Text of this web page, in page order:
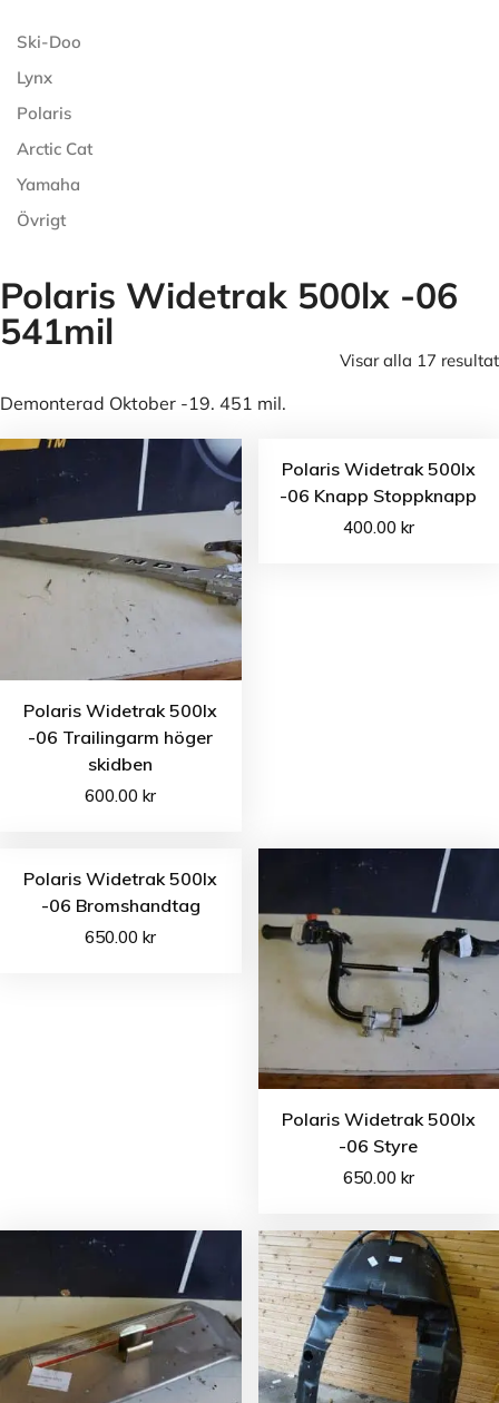
Ski-Doo
Lynx
Polaris
Arctic Cat
Yamaha
Övrigt
Polaris Widetrak 500lx -06
541mil
Visar alla 17 resultat
Demonterad Oktober -19. 451 mil.
Polaris Widetrak 500lx
-06 Trailingarm höger
skidben
600.00kr
Polaris Widetrak 500lx
-06 Knapp Stoppknapp
400.00 kr
Polaris Widetrak 500lx
-06 Bromshandtag
650.00kr
Polaris Widetrak 500lx
-06 Styre
650.00 kr